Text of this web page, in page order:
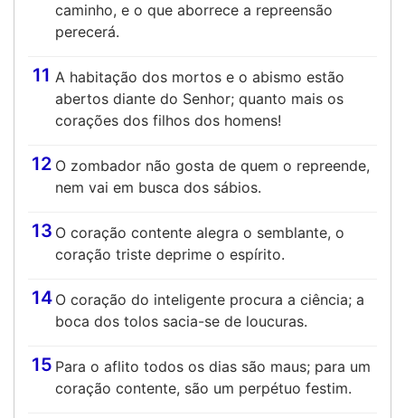
caminho, e o que aborrece a repreensão
perecerá.
11 A habitação dos mortos e o abismo estão
abertos diante do Senhor; quanto mais os
corações dos filhos dos homens!
12 O zombador não gosta de quem o repreende,
nem vai em busca dos sábios.
13 O coração contente alegra o semblante, o
coração triste deprime o espírito.
14 O coração do inteligente procura a ciência; a
boca dos tolos sacia-se de loucuras.
15 Para o aflito todos os dias são maus; para um
coração contente, são um perpétuo festim.